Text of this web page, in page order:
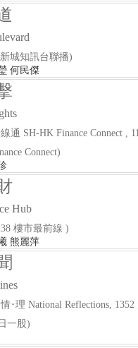
城知訊台聯播)
何民傑
通 SH-HK Finance Connect ,
Connect)
Hub
樓市最前線 )
熊麗萍
･理 National Reflections,
一股)